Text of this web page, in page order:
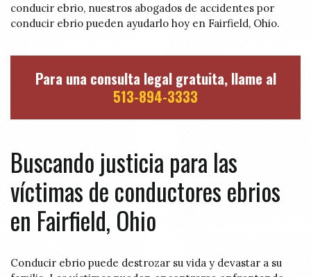
conducir ebrio, nuestros abogados de accidentes por
conducir ebrio pueden ayudarlo hoy en Fairfield, Ohio.
Para una consulta legal gratuita, llame al
513-894-3333
Buscando justicia para las
víctimas de conductores ebrios
en Fairfield, Ohio
Conducir ebrio puede destrozar su vida y devastar a su